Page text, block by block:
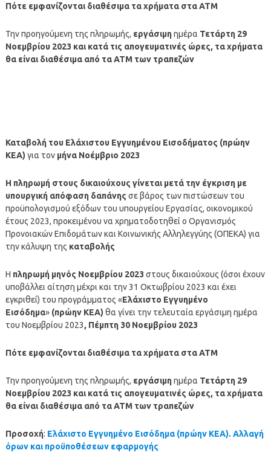
Πότε εμφανίζονται διαθέσιμα τα χρήματα στα ΑΤΜ
Την προηγούμενη της πληρωμής, εργάσιμηημέρα Τετάρτη 29
Νοεμβρίου 2023 και κατά τις απογευματινές ώρες, τα χρήματα
θα είναι διαθέσιμα από τα ΑΤΜ των τραπεζών
Καταβολή του Ελάχιστου Εγγυημένου Εισοδήματος (πρώην
ΚΕΑ) για τονμήνα Νοέμβριο 2023
Η πληρωμή στους δικαιούχους γίνεται μετά την έγκριση με
υπουργική απόφαση δαπάνης σε βάρος των πιστώσεων του
προϋπολογισμού εξόδων του υπουργείου Εργασίας, οικονομικού
έτους 2023, προκειμένου να χρηματοδοτηθεί ο Οργανισμός
Προνοιακών Επιδομάτων και Κοινωνικής Αλληλεγγύης (ΟΠΕΚΑ) για
την κάλυψη της καταβολής
Η πληρωμή μηνός Νοεμβρίου 2023 στους δικαιούχους (όσοι έχουν
υποβάλλει αίτηση μέχρι και την 31 Οκτωβρίου 2023 και έχει
εγκριθεί) του προγράμματος «Ελάχιστο Εγγυημένο
Εισόδημα» (πρώην ΚΕΑ) θα γίνει την τελευταία εργάσιμη ημέρα
του Νοεμβρίου 2023, Πέμπτη 30 Νοεμβρίου 2023
Πότε εμφανίζονται διαθέσιμα τα χρήματα στα ΑΤΜ
Την προηγούμενη της πληρωμής, εργάσιμηημέρα Τετάρτη 29
Νοεμβρίου2023 και κατά τις απογευματινές ώρες, τα χρήματα
θα είναι διαθέσιμα από τα ΑΤΜ των τραπεζών
Προσοχή: Ελάχιστο Εγγυημένο Εισόδημα (πρώην ΚΕΑ). Αλλαγή
όρων και προϋποθέσεων εφαρμογής